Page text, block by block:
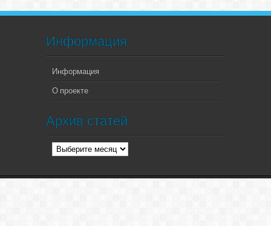
Информация
Информация
О проекте
Архив статей
Архив
статей